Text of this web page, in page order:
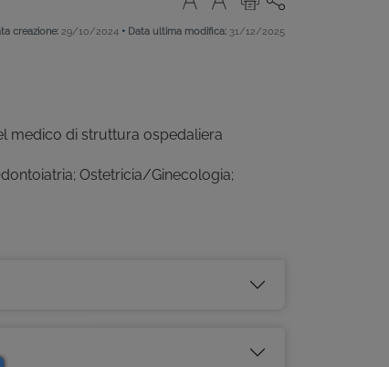
creazione: 29/10/2024 • Data ultima modifica: 31/12/2025
medico di struttura ospedaliera
Ostetricia/Ginecologia;